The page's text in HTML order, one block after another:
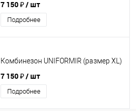
7 150 ₽/ шт
Подробнее
Комбинезон UNIFORMIR (размер XL)
7 150 ₽/ шт
Подробнее